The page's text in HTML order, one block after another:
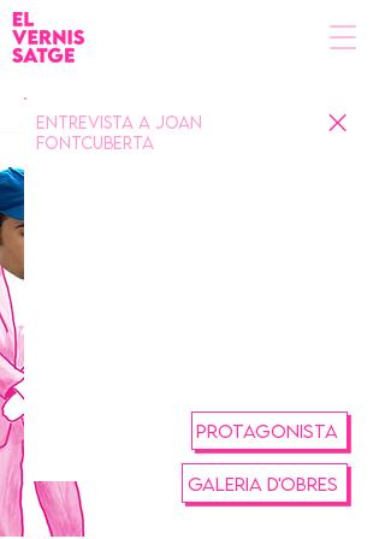
Entrevista a Joan
Fontcuberta
PROTAGONISTA
GALERIA D'OBRES